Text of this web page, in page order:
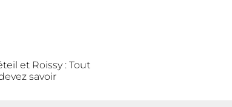
et Roissy : Tout
savoir